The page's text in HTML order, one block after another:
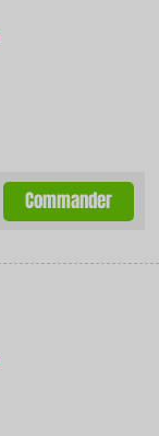
Commander